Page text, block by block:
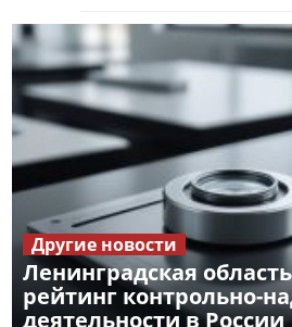
Ленинградская
рейтинг контрольно-
деятельности в России
Другие новости